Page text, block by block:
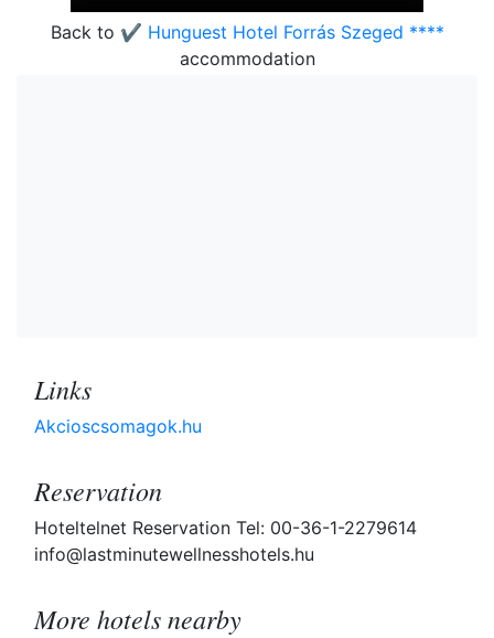
Back to ✔️ Hunguest Hotel Forrás Szeged ****
accommodation
Links
Akcioscsomagok.hu
Reservation
Hoteltelnet Reservation Tel: 00-36-1-2279614
info@lastminutewellnesshotels.hu
More hotels nearby